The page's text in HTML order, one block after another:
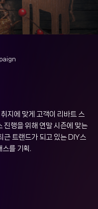
지에 맞게 고객이 리바트 스
진행을 위해 연말 시즌에 맞는
근 트랜드가 되고 있는 DIY스
스를 기획.